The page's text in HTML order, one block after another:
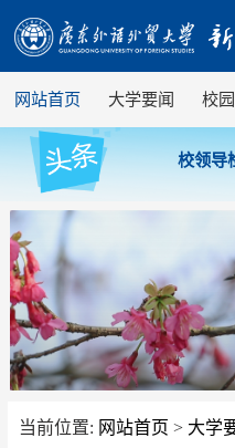
网站首页 大学要闻 校
校领导
当前位置: 网站首页 > 大学